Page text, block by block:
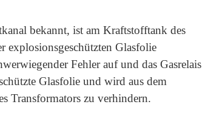
bekannt, ist am Kraftstofftank des
explosionsgeschützten Glasfolie
Fehler auf und das Gasrelais
Glasfolie und wird aus dem
Transformators zu verhindern.